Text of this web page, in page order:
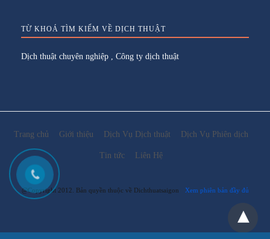
TỪ KHOÁ TÌM KIẾM VỀ DỊCH THUẬT
Dịch thuật chuyên nghiệp , Công ty dịch thuật
Trang chủ Giới thiệu Dịch Vụ Dịch thuật Dịch Vụ Phiên dịch
Tin tức Liên Hệ
@Copyright 2012. Bản quyền thuộc về Dichthuatsaigon Xem phiên bản đầy đủ